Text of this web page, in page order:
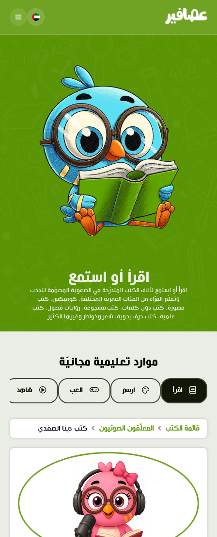
اقرأ أو استمع
اقرأ أو استمع لآلاف الكتب المتدرّحة في الصعوبة المصمّمة لتجذب
وتعلّم القرّاء من الفئات العمرية المختلفة. كوميكس، كتب
مصورة، كتب دون كلمات، كتب مسجوعة، روايات فصول، كتب
علمية، كتب حرف يدوية، شعر وخواطر وغيرها الكثير...
موارد تعليمية مجانيّة
اقرأ ارسم العب شاهد
قائمة الكتب المعلّقون الصوتيون كتب دينا الصفدي